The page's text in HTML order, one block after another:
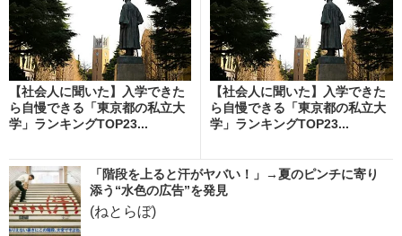
【社会人に聞いた】入学できた
ら自慢できる「東京都の私立大
学」ランキングTOP23...
【社会人に聞いた】入学できた
ら自慢できる「東京都の私立大
学」ランキングTOP23...
「階段を上ると汗がヤバい！」→夏のピンチに寄り
添う“水色の広告”を発見
(ねとらぼ)